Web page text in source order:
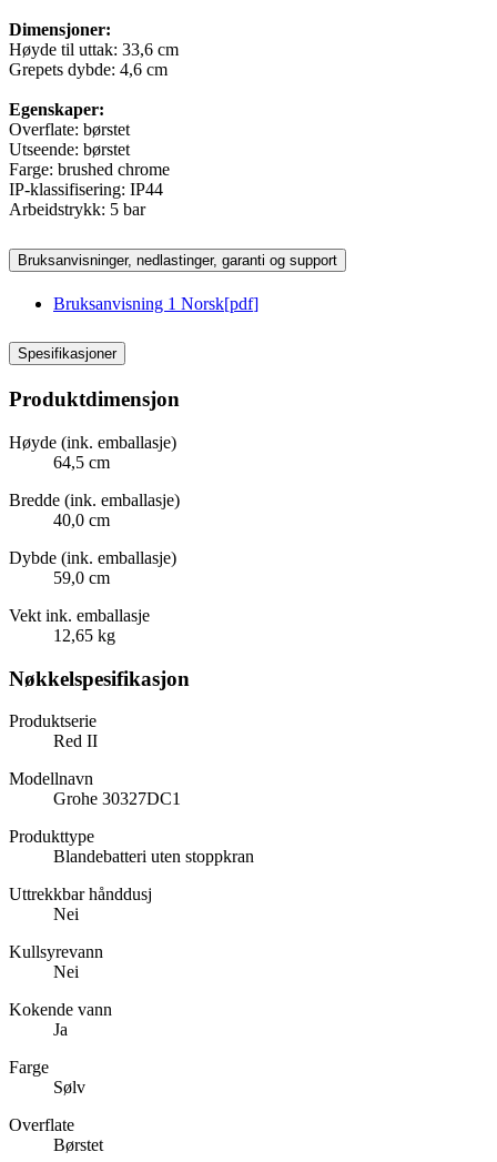
Dimensjoner:
Høyde til uttak: 33,6 cm
Grepets dybde: 4,6 cm
Egenskaper:
Overflate: børstet
Utseende: børstet
Farge: brushed chrome
IP-klassifisering: IP44
Arbeidstrykk: 5 bar
Bruksanvisninger, nedlastinger, garanti og support
Bruksanvisning 1 Norsk[pdf]
Spesifikasjoner
Produktdimensjon
Høyde (ink. emballasje)
64,5 cm
Bredde (ink. emballasje)
40,0 cm
Dybde (ink. emballasje)
59,0 cm
Vekt ink. emballasje
12,65 kg
Nøkkelspesifikasjon
Produktserie
Red II
Modellnavn
Grohe 30327DC1
Produkttype
Blandebatteri uten stoppkran
Uttrekkbar hånddusj
Nei
Kullsyrevann
Nei
Kokende vann
Ja
Farge
Sølv
Overflate
Børstet